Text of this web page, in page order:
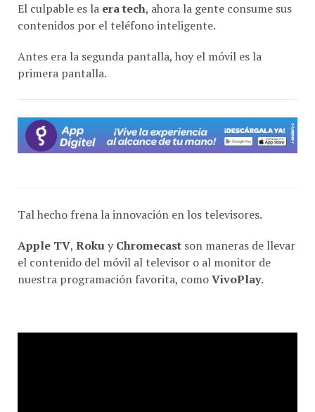
contenidos por el teléfono inteligente.
primera pantalla.
el contenido del móvil al televisor o al monitor de
nuestra programación favorita, como VivoPlay.